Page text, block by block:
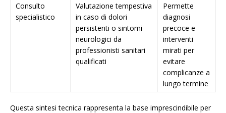
Consulto
specialistico
Valutazione tempestiva
in caso di dolori
persistenti o sintomi
neurologici da
professionisti sanitari
qualificati
Permette
diagnosi
precoce e
interventi
mirati per
evitare
complicanze a
lungo termine
Questa sintesi tecnica rappresenta la base imprescindibile per